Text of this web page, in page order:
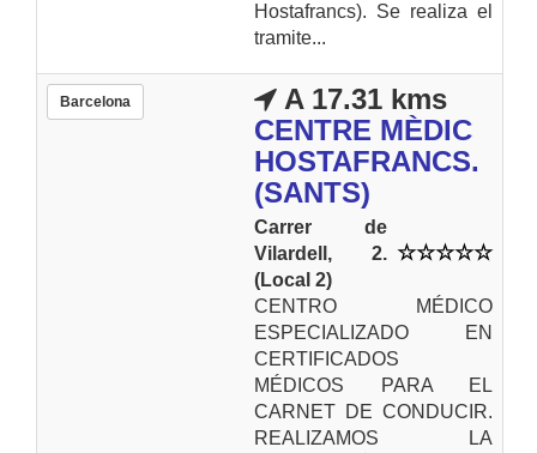
Hostafrancs). Se realiza el
tramite...
Barcelona
A 17.31 kms
CENTRE MÈDIC
HOSTAFRANCS.
(SANTS)
Carrer de
Vilardell, 2.
(Local 2)
CENTRO MÉDICO
ESPECIALIZADO EN
CERTIFICADOS
MÉDICOS PARA EL
CARNET DE CONDUCIR.
REALIZAMOS LA